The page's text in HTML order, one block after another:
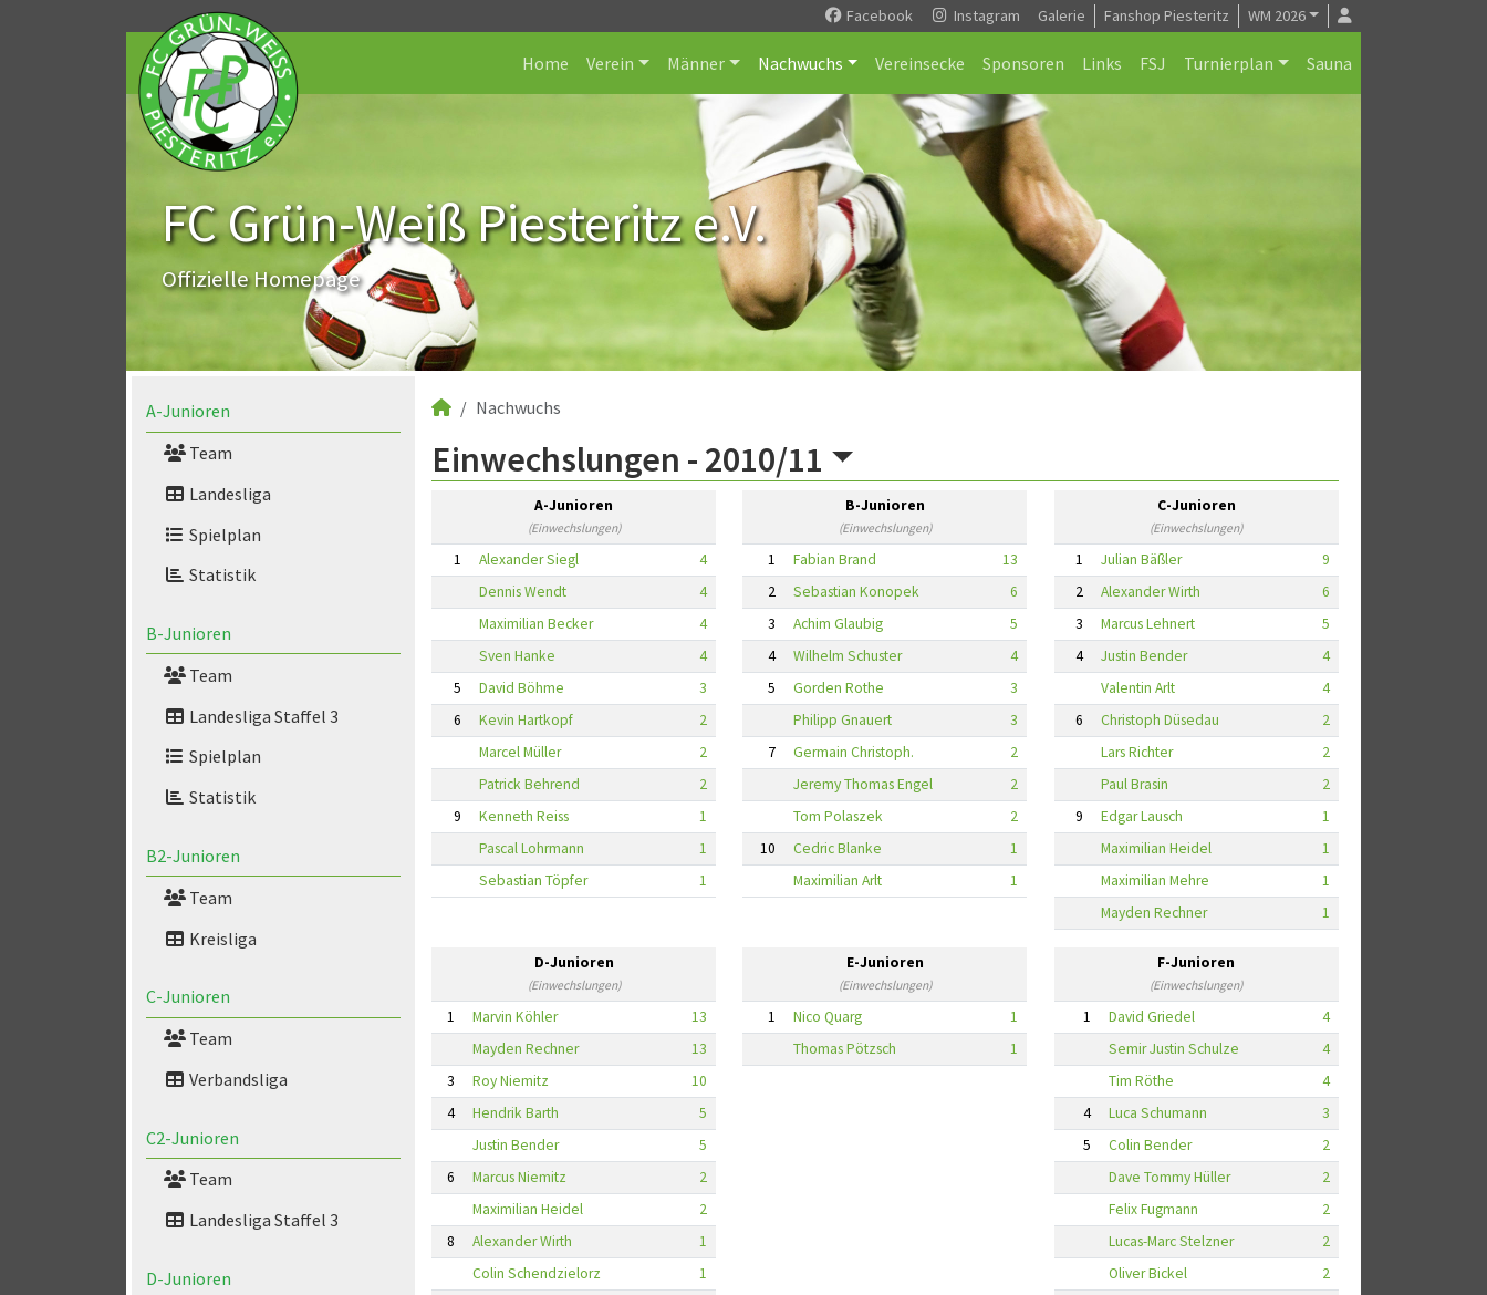
Facebook Instagram Galerie Fanshop Piesteritz WM 2026
Home Verein Männer Nachwuchs Vereinsecke Sponsoren Links FSJ Turnierplan Sauna
FC Grün-Weiß Piesteritz e.V.
Offizielle Homepage
A-Junioren
Team
Landesliga
Spielplan
Statistik
B-Junioren
Team
Landesliga Staffel 3
Spielplan
Statistik
B2-Junioren
Team
Kreisliga
C-Junioren
Team
Verbandsliga
C2-Junioren
Team
Landesliga Staffel 3
D-Junioren
Nachwuchs
Einwechslungen - 2010/11
A-Junioren
(Einwechslungen)
1 Alexander Siegl
4
Dennis Wendt
4
Maximilian Becker
4
Sven Hanke
4
5
David Böhme
3
6
Kevin Hartkopf
2
Marcel Müller
2
Patrick Behrend
2
9
Kenneth Reiss
1
Pascal Lohrmann
1
Sebastian Töpfer
1
B-Junioren
(Einwechslungen)
1 Fabian Brand
13
2
Sebastian Konopek
6
3
Achim Glaubig
5
4
Wilhelm Schuster
4
5
Gorden Rothe
3
Philipp Gnauert
3
7
Germain Christoph.
2
Jeremy Thomas Engel
2
Tom Polaszek
2
10
Cedric Blanke
1
Maximilian Arlt
1
C-Junioren
(Einwechslungen)
1 Julian Bäßler
9
2
Alexander Wirth
6
3
Marcus Lehnert
5
4
Justin Bender
4
Valentin Arlt
4
6
Christoph Düsedau
2
Lars Richter
2
Paul Brasin
2
9
Edgar Lausch
1
Maximilian Heidel
1
Maximilian Mehre
1
Mayden Rechner
1
D-Junioren
(Einwechslungen)
1 Marvin Köhler
13
Mayden Rechner
13
3
Roy Niemitz
10
4
Hendrik Barth
5
Justin Bender
5
6
Marcus Niemitz
2
Maximilian Heidel
2
8
Alexander Wirth
1
Colin Schendzielorz
1
E-Junioren
(Einwechslungen)
1 Nico Quarg
1
Thomas Pötzsch
1
F-Junioren
(Einwechslungen)
1 David Griedel
4
Semir Justin Schulze
4
Tim Röthe
4
4
Luca Schumann
3
5
Colin Bender
2
Dave Tommy Hüller
2
Felix Fugmann
2
Lucas-Marc Stelzner
2
Oliver Bickel
2